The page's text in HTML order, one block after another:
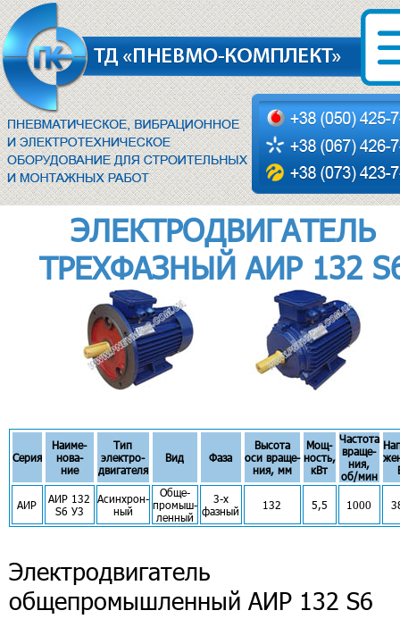
ЭЛЕКТРОДВИГАТЕЛЬ
ТРЕХФАЗНЫЙ АИР 132
Серия
Наиме-
нова-
ние
Тип
электро-
двигателя
Вид Фаза
Высота
оси враще-
ния, мм
Мощ-
ность,
кВт
Частота
враще-
ния,
об/мин
АИР
АИР 132
S6 У3
Асинхрон-
ный
Обще-
промыш-
ленный
3-х
фазный
132 5,5 1000
Электродвигатель
общепромышленный АИР 132 S6